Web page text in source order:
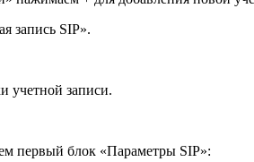
запись SIP».
учетной записи.
первый блок «Параметры SIP»: